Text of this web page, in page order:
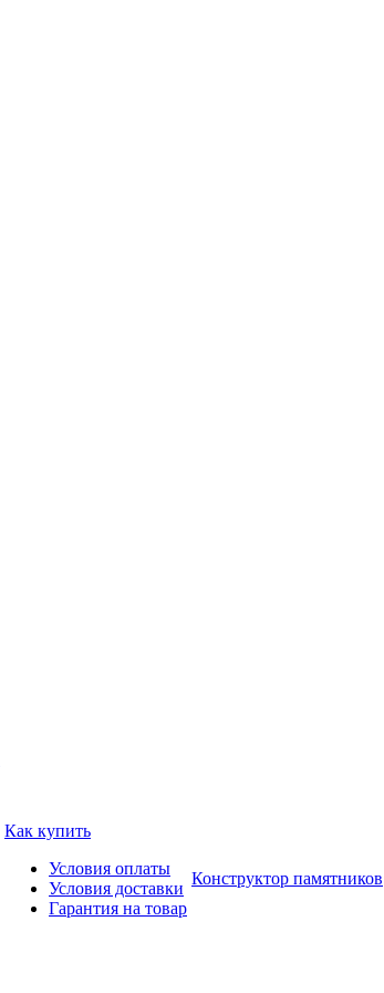
Как купить
Условия оплаты
Условия доставки
Гарантия на товар
Конструктор памятников